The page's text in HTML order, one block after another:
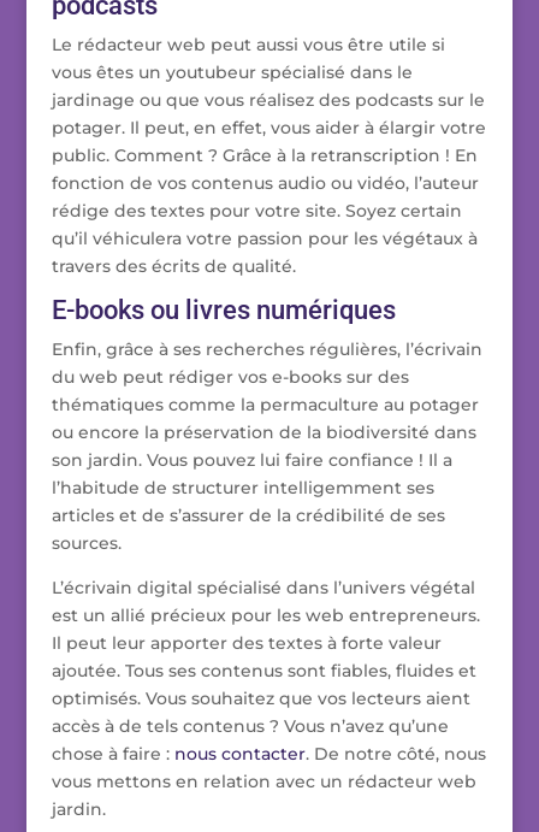
Le rédacteur web peut aussi vous être utile si
vous êtes un youtubeur spécialisé dans le
jardinage ou que vous réalisez des podcasts sur le
potager. Il peut, en effet, vous aider à élargir votre
public. Comment ? Grâce à la retranscription ! En
fonction de vos contenus audio ou vidéo, l’auteur
rédige des textes pour votre site. Soyez certain
qu’il véhiculera votre passion pour les végétaux à
travers des écrits de qualité.
E-books ou livres numériques
Enfin, grâce à ses recherches régulières, l’écrivain
du web peut rédiger vos e-books sur des
thématiques comme la permaculture au potager
ou encore la préservation de la biodiversité dans
son jardin. Vous pouvez lui faire confiance ! Il a
l’habitude de structurer intelligemment ses
articles et de s’assurer de la crédibilité de ses
sources.
L’écrivain digital spécialisé dans l’univers végétal
est un allié précieux pour les web entrepreneurs.
Il peut leur apporter des textes à forte valeur
ajoutée. Tous ses contenus sont fiables, fluides et
optimisés. Vous souhaitez que vos lecteurs aient
accès à de tels contenus ? Vous n’avez qu’une
chose à faire : nous contacter. De notre côté, nous
vous mettons en relation avec un rédacteur web
jardin.